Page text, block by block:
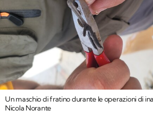
Un maschio di fratino durante le operazioni di
Nicola Norante